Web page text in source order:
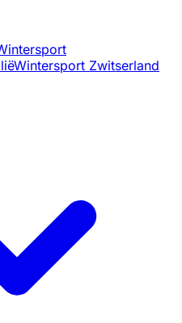
Wintersport Zwitserland